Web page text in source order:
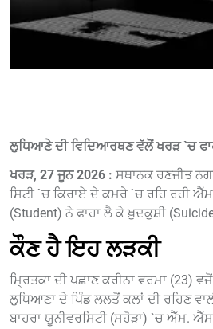
ਲੁਧਿਆਣੇ ਦੀ ਵਿਦਿਆਰਥਣ ਵੱਲੋਂ ਖਰੜ `ਚ
ਖਰੜ, 27 ਜੂਨ 2026 : ਸਥਾਨਕ ਰਣਜੀਤ
ਸਿਟੀ `ਚ ਕਿਰਾਏ ਦੇ ਕਮਰੇ `ਚ ਰਹਿ ਰਹੀ
(Student) ਨੇ ਫਾਹਾ ਲੈ ਕੇ ਖ਼ੁਦਕੁਸ਼ੀ
ਕੌਣ ਹੈ ਇਹ ਲੜਕੀ
ਮ੍ਰਿਤਕਾ ਦੀ ਪਛਾਣ ਕਰੀਨਾ ਵਰਮਾ (23)
ਲੁਧਿਆਣਾ ਦੇ ਪਿੰਡ ਲਲਤੋਂ ਕਲਾਂ ਦੀ ਰਹਿਣ
ਬਾਹਰਾ ਯੂਨੀਵਰਸਿਟੀ (ਸਹੋੜਾ) `ਚ ਐੱਮ.